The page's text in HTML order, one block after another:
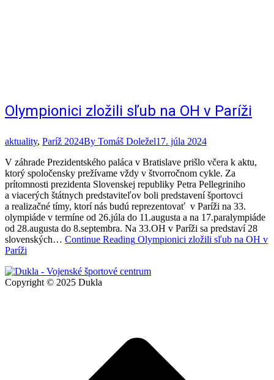
Olympionici zložili sľub na OH v Paríži
aktuality, Paríž 2024By Tomáš Doležel17. júla 2024
V záhrade Prezidentského paláca v Bratislave prišlo včera k aktu,
ktorý spoločensky prežívame vždy v štvorročnom cykle. Za
prítomnosti prezidenta Slovenskej republiky Petra Pellegriniho
a viacerých štátnych predstaviteľov boli predstavení športovci
a realizačné tímy, ktorí nás budú reprezentovať v Paríži na 33.
olympiáde v termíne od 26.júla do 11.augusta a na 17.paralympiáde
od 28.augusta do 8.septembra. Na 33.OH v Paríži sa predstaví 28
slovenských… Continue Reading Olympionici zložili sľub na OH v
Paríži
Copyright © 2025 Dukla